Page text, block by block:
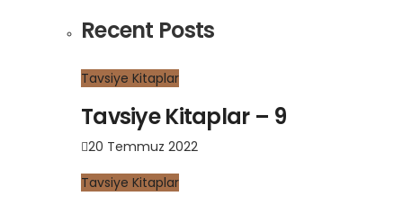
Recent Posts
Tavsiye Kitaplar
Tavsiye Kitaplar – 9
20 Temmuz 2022
Tavsiye Kitaplar